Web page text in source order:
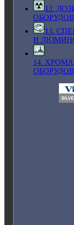
12.
13.
И
14.